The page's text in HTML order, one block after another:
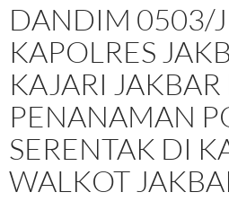
DANDIM 0503/
KAPOLRES
KAJARI
PENANAMAN
SERENTAK DI
WALKOT